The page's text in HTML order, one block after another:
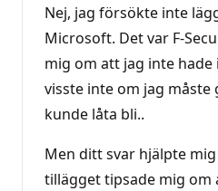
Nej, jag försökte inte
Microsoft. Det var F-
mig om att jag inte hade
visste inte om jag måste
kunde låta bli..
Men ditt svar hjälpte
tillägget tipsade mig om